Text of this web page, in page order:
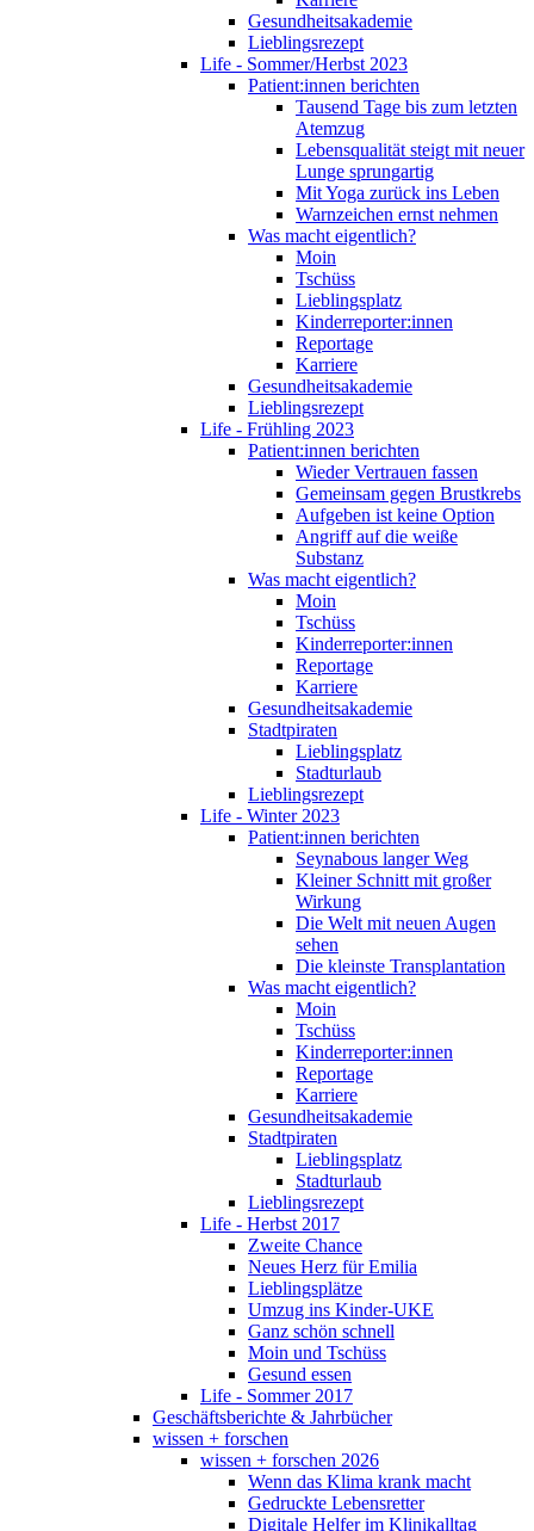
Gesundheitsakademie
Lieblingsrezept
Life - Sommer/Herbst 2023
Patient:innen berichten
Tausend Tage bis zum letzten
Atemzug
Lebensqualität steigt mit neuer
Lunge sprungartig
Mit Yoga zurück ins Leben
Warnzeichen ernst nehmen
Was macht eigentlich?
Moin
Tschüss
Lieblingsplatz
Kinderreporter:innen
Reportage
Karriere
Gesundheitsakademie
Lieblingsrezept
Life - Frühling 2023
Patient:innen berichten
Wieder Vertrauen fassen
Gemeinsam gegen Brustkrebs
Aufgeben ist keine Option
Angriff auf die weiße
Substanz
Was macht eigentlich?
Moin
Tschüss
Kinderreporter:innen
Reportage
Karriere
Gesundheitsakademie
Stadtpiraten
Lieblingsplatz
Stadturlaub
Lieblingsrezept
Life - Winter 2023
Patient:innen berichten
Seynabous langer Weg
Kleiner Schnitt mit großer
Wirkung
Die Welt mit neuen Augen
sehen
Die kleinste Transplantation
Was macht eigentlich?
Moin
Tschüss
Kinderreporter:innen
Reportage
Karriere
Gesundheitsakademie
Stadtpiraten
Lieblingsplatz
Stadturlaub
Lieblingsrezept
Life - Herbst 2017
Zweite Chance
Neues Herz für Emilia
Lieblingsplätze
Umzug ins Kinder-UKE
Ganz schön schnell
Moin und Tschüss
Gesund essen
Life - Sommer 2017
Geschäftsberichte & Jahrbücher
wissen + forschen
wissen + forschen 2026
Wenn das Klima krank macht
Gedruckte Lebensretter
Digitale Helfer im Klinikalltag